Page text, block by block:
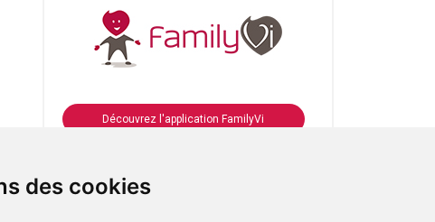
des cookies
Découvrez l'application FamilyVi